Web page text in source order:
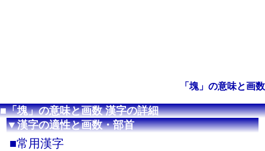
「塊」の意味と画数
■「塊」の意味と画数 漢字の詳細
▼漢字の適性と画数・部首
■常用漢字